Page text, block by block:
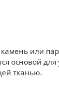
или
основой
тканью.